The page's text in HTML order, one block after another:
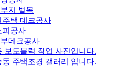
지 벌목
주택 데크공사
피공사
데크공사
보도블럭 작업 사진입니다.
동 주택조경 갤러리 입니다.